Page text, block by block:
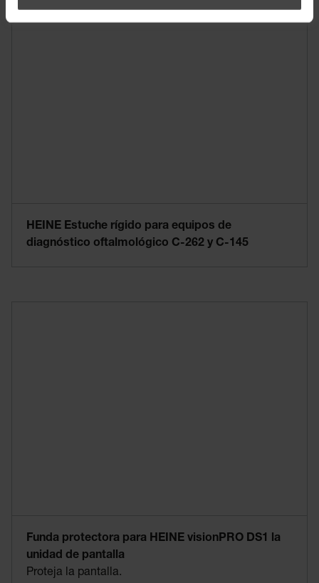
HEINE Estuche rígido para equipos de
diagnóstico oftalmológico C-262 y C-145
Funda protectora para HEINE visionPRO DS1 la
unidad de pantalla
Proteja la pantalla.